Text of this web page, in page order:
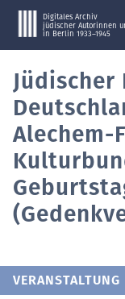
Digitales Archiv
jüdischer Autorinnen
in Berlin 1933–1945
Alechem-
VERANSTALTUNG